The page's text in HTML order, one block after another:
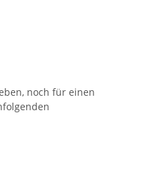
noch für einen